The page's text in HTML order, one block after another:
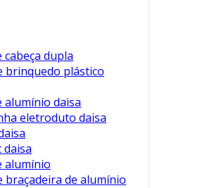
cabeça dupla
brinquedo plástico
alumínio daisa
eletroduto daisa
daisa
alumínio
de alumínio